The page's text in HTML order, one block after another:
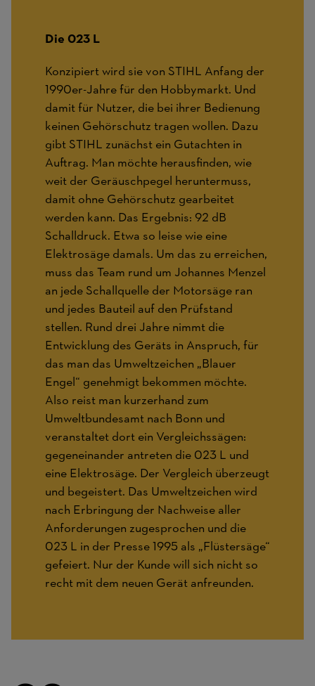
Die 023 L
Konzipiert wird sie von STIHL Anfang der
1990er-Jahre für den Hobbymarkt. Und
damit für Nutzer, die bei ihrer Bedienung
keinen Gehörschutz tragen wollen. Dazu
gibt STIHL zunächst ein Gutachten in
Auftrag. Man möchte herausfinden, wie
weit der Geräuschpegel heruntermuss,
damit ohne Gehörschutz gearbeitet
werden kann. Das Ergebnis: 92 dB
Schalldruck. Etwa so leise wie eine
Elektrosäge damals. Um das zu erreichen,
muss das Team rund um Johannes Menzel
an jede Schallquelle der Motorsäge ran
und jedes Bauteil auf den Prüfstand
stellen. Rund drei Jahre nimmt die
Entwicklung des Geräts in Anspruch, für
das man das Umweltzeichen „Blauer
Engel“ genehmigt bekommen möchte.
Also reist man kurzerhand zum
Umweltbundesamt nach Bonn und
veranstaltet dort ein Vergleichssägen:
gegeneinander antreten die 023 L und
eine Elektrosäge. Der Vergleich überzeugt
und begeistert. Das Umweltzeichen wird
nach Erbringung der Nachweise aller
Anforderungen zugesprochen und die
023 L in der Presse 1995 als „Flüstersäge“
gefeiert. Nur der Kunde will sich nicht so
recht mit dem neuen Gerät anfreunden.